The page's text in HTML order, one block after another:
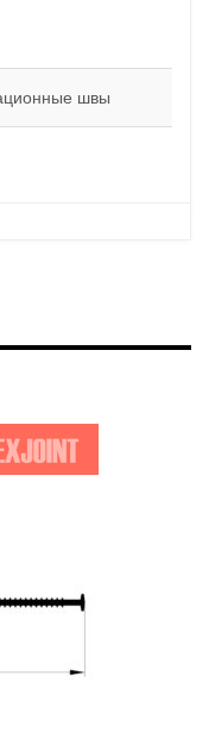
швы